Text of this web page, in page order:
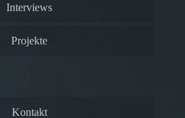
Interviews
Projekte
Kontakt